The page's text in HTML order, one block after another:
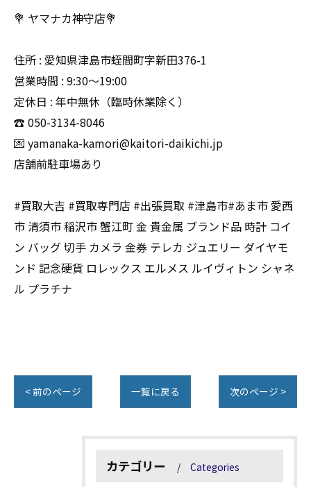
💐 ヤマナカ神守店💐
住所 : 愛知県津島市蛭間町字新田376-1
営業時間 : 9:30〜19:00
定休日 : 年中無休（臨時休業除く）
☎️ 050-3134-8046
💌 yamanaka-kamori@kaitori-daikichi.jp
店舗前駐車場あり
#買取大吉 #買取専門店 #出張買取 #津島市#あま市 愛西
市 清須市 稲沢市 蟹江町 金 貴金属 ブランド品 時計 コイ
ン バッグ 切手 カメラ 金券 テレカ ジュエリー ダイヤモ
ンド 記念硬貨 ロレックス エルメス ルイヴィトン シャネ
ル プラチナ
< 前のページ 一覧に戻る 次のページ >
カテゴリー Categories